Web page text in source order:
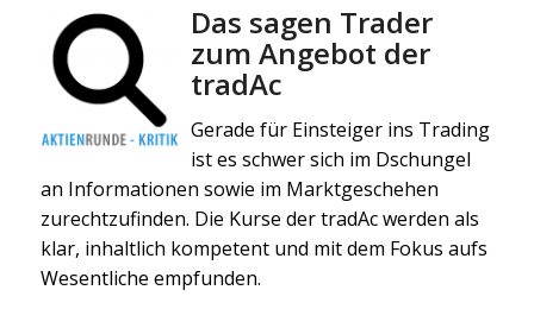
Das sagen Trader
zum Angebot der
tradAc
Gerade für Einsteiger ins Trading
ist es schwer sich im Dschungel
an Informationen sowie im Marktgeschehen
zurechtzufinden. Die Kurse der tradAc werden als
klar, inhaltlich kompetent und mit dem Fokus aufs
Wesentliche empfunden.